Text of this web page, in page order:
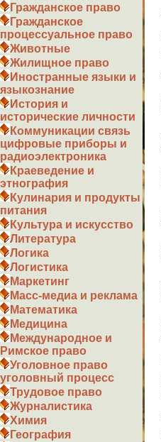
Гражданское право
Гражданское
процессуальное право
Животные
Жилищное право
Иностранные языки и
языкознание
История и
исторические личности
Коммуникации связь
цифровые приборы и
радиоэлектроника
Краеведение и
этнография
Кулинария и продукты
питания
Культура и искусство
Литература
Логика
Логистика
Маркетинг
Масс-медиа и реклама
Математика
Медицина
Международное и
Римское право
Уголовное право
уголовный процесс
Трудовое право
Журналистика
Химия
География